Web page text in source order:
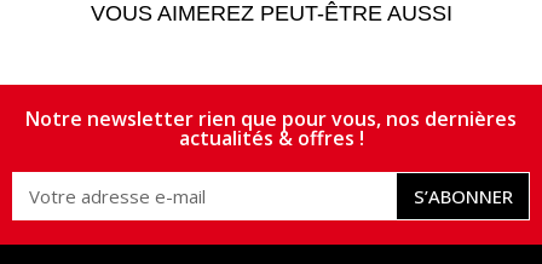
VOUS AIMEREZ PEUT-ÊTRE AUSSI
Notre newsletter rien que pour vous, nos dernières
actualités & offres !
S’ABONNER